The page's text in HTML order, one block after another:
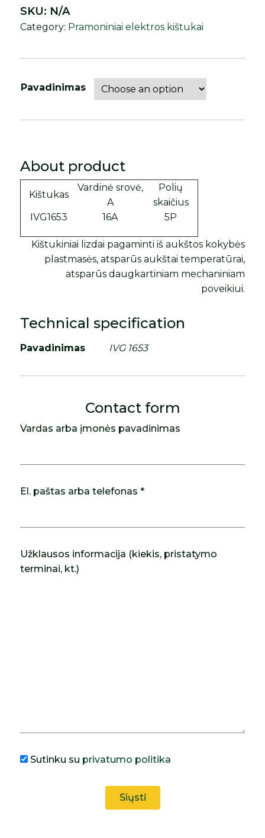
Pavadinimas
SKU: N/A
Category: Pramoniniai elektros kištukai
About product
Kištukas
Vardinė srovė,
A
Polių
skaičius
IVG1653
16A 5P
Kištukiniai lizdai pagaminti iš aukštos kokybės
plastmasės, atsparūs aukštai temperatūrai,
atsparūs daugkartiniam mechaniniam
poveikiui.
Technical specification
Pavadinimas IVG 1653
Contact form
Vardas arba įmonės pavadinimas
El. paštas arba telefonas *
Užklausos informacija (kiekis, pristatymo
terminai, kt.)
Sutinku su privatumo politika